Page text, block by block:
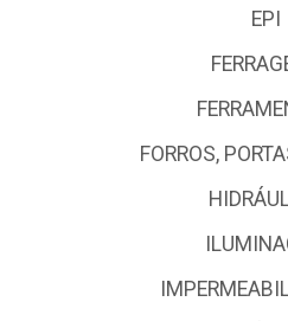
EPI
FORROS,